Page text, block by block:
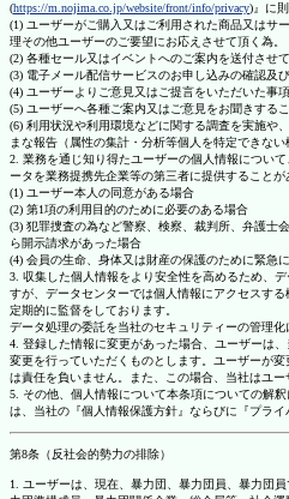
(https://m.nojima.co.jp/website/front/info/privacy)』に
(1) ユーザーがご購入又はご利用された商品又はサ
理その他ユーザーのご要望にお応えさせて頂く為。
(2) 各種セール又はイベントへのご案内を送付させて
(3) 電子メール配信サービスのお申し込みの確認及
(4) ユーザーよりご意見又はご提言をいただいた事
(5) ユーザーへ各種ご案内又はご意見をお聞きする
(6) 利用状況や利用環境などに関する調査を実施や
まな報告（属性の集計・分析等個人を特定できな
2. 業務を通じ知り得たユーザーの個人情報につい
ータを業務提携先企業等の第三者に提供することが
(1) ユーザー本人の同意がある場合
(2) 第1項の利用目的のために必要のある場合
(3) 犯罪捜査の為など警察、検察、裁判所、弁護士
ら開示請求があった場合
(4) 会員の生命、身体又は財産の保護のために緊急
3. 収集した個人情報をより安全性を高めるため、
すが、データセンターでは個人情報にアクセスす
定期的に監督をしております。
データ処理の委託を当社のセキュリティーの管理化
4. 登録した情報に変更があった場合、ユーザーは
変更を行っていただくものとします。ユーザーが
は責任を負いません。また、この場合、当社はユー
5. その他、個人情報について本条項についての解
は、当社の『個人情報保護方針』ならびに『プラ
第8条（反社会的勢力の排除）
1. ユーザーは、現在、暴力団、暴力団員、暴力団